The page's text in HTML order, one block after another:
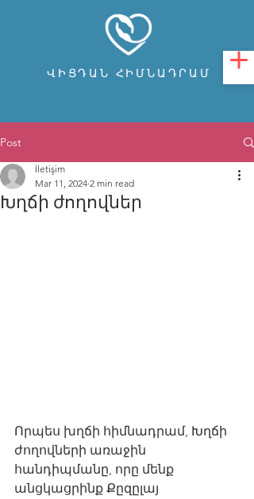
ՎԻՑԴԱՆ ՀԻՄՆԱԴՐԱՄ
Post
Խղճի ժողովներ
İletişim
Mar 11, 2024 2 min read
Որպես խղճի հիմնադրամ, Խղճի
ժողովների առաջին
հանդիպմանը, որը մենք
անցկացրինք Քըզըլայ